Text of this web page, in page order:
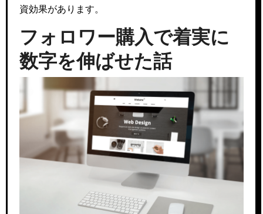
資効果があります。
フォロワー購入で着実に
数字を伸ばせた話